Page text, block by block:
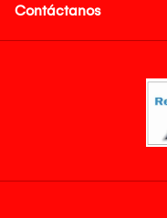
Contáctanos